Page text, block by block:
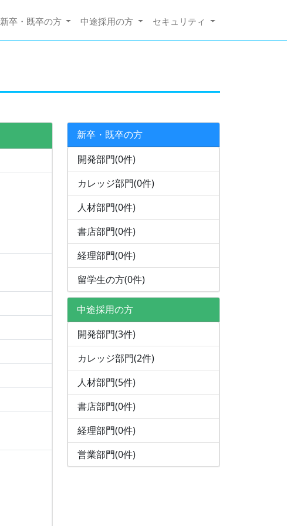
新卒・既卒の方 中途採用の方 セキュリティ
新卒・既卒の方
開発部門(0件)
カレッジ部門(0件)
人材部門(0件)
書店部門(0件)
経理部門(0件)
留学生の方(0件)
中途採用の方
開発部門(3件)
カレッジ部門(2件)
人材部門(5件)
書店部門(0件)
経理部門(0件)
営業部門(0件)